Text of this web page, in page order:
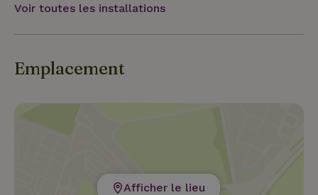
Voir toutes les installations
Emplacement
Afficher le lieu